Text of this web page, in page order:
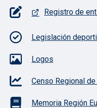
Pie de página
Registro de
Legislación
Logos
Censo Regional
Memoria Región